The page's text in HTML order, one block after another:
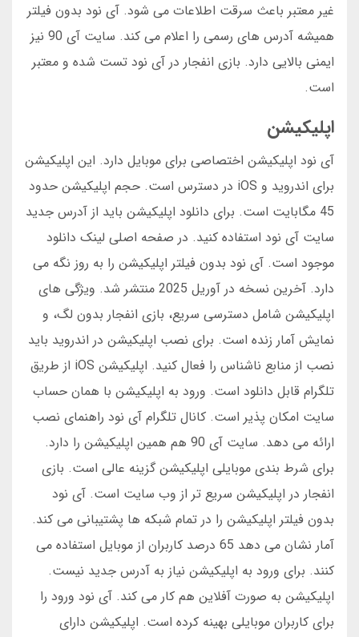
غیر معتبر باعث سرقت اطلاعات می شود. آی نود بدون فیلتر
همیشه آدرس های رسمی را اعلام می کند. سایت آی 90 نیز
ایمنی بالایی دارد. بازی انفجار در آی نود تست شده و معتبر
است.
اپلیکیشن
آی نود اپلیکیشن اختصاصی برای موبایل دارد. این اپلیکیشن
برای اندروید و iOS در دسترس است. حجم اپلیکیشن حدود
45 مگابایت است. برای دانلود اپلیکیشن باید از آدرس جدید
سایت آی نود استفاده کنید. در صفحه اصلی لینک دانلود
موجود است. آی نود بدون فیلتر اپلیکیشن را به روز نگه می
دارد. آخرین نسخه در آوریل 2025 منتشر شد. ویژگی های
اپلیکیشن شامل دسترسی سریع، بازی انفجار بدون لگ، و
نمایش آمار زنده است. برای نصب اپلیکیشن در اندروید باید
نصب از منابع ناشناس را فعال کنید. اپلیکیشن iOS از طریق
تلگرام قابل دانلود است. ورود به اپلیکیشن با همان حساب
سایت امکان پذیر است. کانال تلگرام آی نود راهنمای نصب
ارائه می دهد. سایت آی 90 هم همین اپلیکیشن را دارد.
برای شرط بندی موبایلی اپلیکیشن گزینه عالی است. بازی
انفجار در اپلیکیشن سریع تر از وب سایت است. آی نود
بدون فیلتر اپلیکیشن را در تمام شبکه ها پشتیبانی می کند.
آمار نشان می دهد 65 درصد کاربران از موبایل استفاده می
کنند. برای ورود به اپلیکیشن نیاز به آدرس جدید نیست.
اپلیکیشن به صورت آفلاین هم کار می کند. آی نود ورود را
برای کاربران موبایلی بهینه کرده است. اپلیکیشن دارای